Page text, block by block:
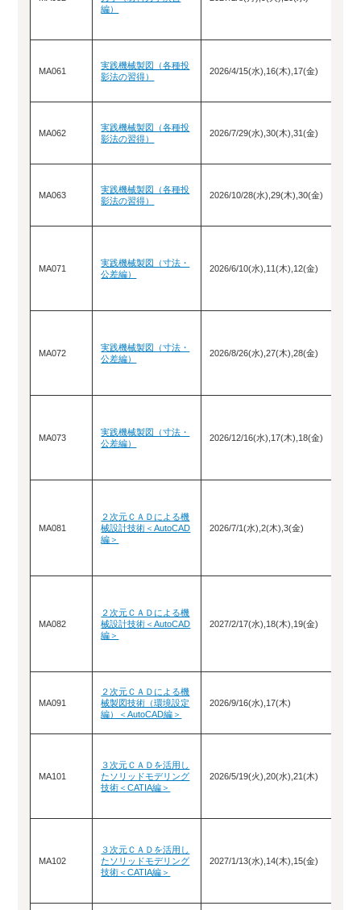
編）
MA061
実践機械製図（各種投
影法の習得）
2026/4/15(水),16(木),17(金)
MA062
実践機械製図（各種投
影法の習得）
2026/7/29(水),30(木),31(金)
MA063
実践機械製図（各種投
影法の習得）
2026/10/28(水),29(木),30(金)
MA071
実践機械製図（寸法・
公差編）
2026/6/10(水),11(木),12(金)
MA072
実践機械製図（寸法・
公差編）
2026/8/26(水),27(木),28(金)
MA073
実践機械製図（寸法・
公差編）
2026/12/16(水),17(木),18(金)
MA081
２次元ＣＡＤによる機
械設計技術＜AutoCAD
編＞
2026/7/1(水),2(木),3(金)
MA082
２次元ＣＡＤによる機
械設計技術＜AutoCAD
編＞
2027/2/17(水),18(木),19(金)
MA091
２次元ＣＡＤによる機
械製図技術（環境設定
編）＜AutoCAD編＞
2026/9/16(水),17(木)
MA101
３次元ＣＡＤを活用し
たソリッドモデリング
技術＜CATIA編＞
2026/5/19(火),20(水),21(木)
MA102
３次元ＣＡＤを活用し
たソリッドモデリング
技術＜CATIA編＞
2027/1/13(水),14(木),15(金)